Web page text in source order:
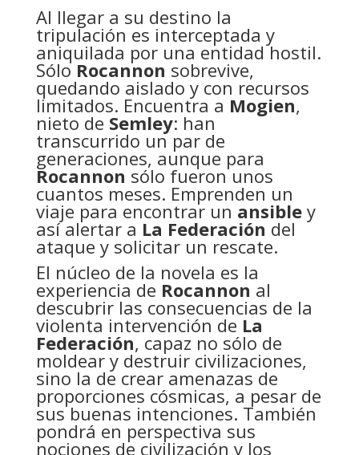
Al llegar a su destino la
tripulación es interceptada y
aniquilada por una entidad hostil.
Sólo Rocannon sobrevive,
quedando aislado y con recursos
limitados. Encuentra a Mogien,
nieto de Semley: han
transcurrido un par de
generaciones, aunque para
Rocannon sólo fueron unos
cuantos meses. Emprenden un
viaje para encontrar un ansibley
así alertar a La Federación del
ataque y solicitar un rescate.
El núcleo de la novela es la
experiencia de Rocannon al
descubrir las consecuencias de la
violenta intervención de La
Federación, capaz no sólo de
moldear y destruir civilizaciones,
sino la de crear amenazas de
proporciones cósmicas, a pesar de
sus buenas intenciones. También
pondrá en perspectiva sus
nociones de civilización y los